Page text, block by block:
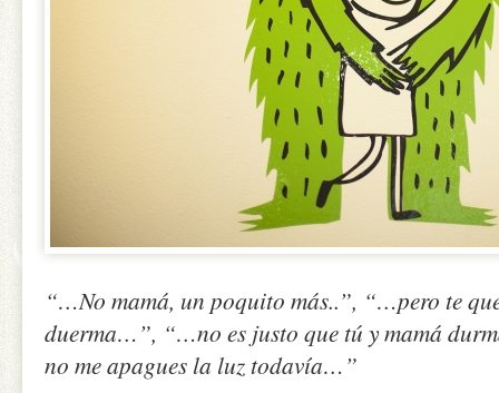
“…No mamá, un poquito más..”, “…pero te
duerma…”, “…no es justo que tú y mamá
no me apagues la luz todavía…”